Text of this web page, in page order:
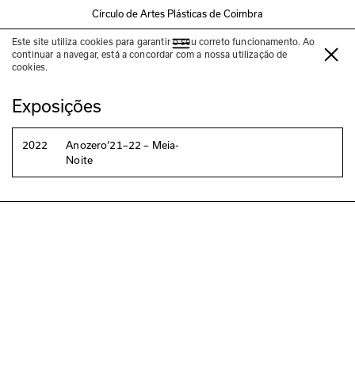
Círculo de Artes Plásticas de Coimbra
Este site utiliza cookies para garantir o seu correto funcionamento. Ao
continuar a navegar, está a concordar com a nossa utilização de
cookies.
Ana Pi
Exposições
2022
Anozero‘21–22 – Meia-
Noite